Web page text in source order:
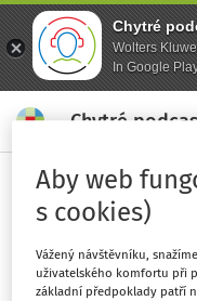
Chytré
Wolters
In Google
Chytré
Domů Práce a mzda
Nemocenské
Sledovat kategorii
Aby web
s cookies)
Vážený návštěvníku,
uživatelského komfortu při
základní předpoklady patří